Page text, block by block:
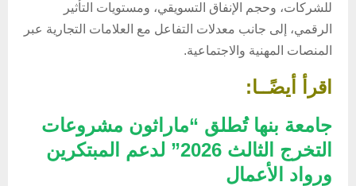
للشركات، وحجم الإنفاق التسويقي، ومستويات التأثير
الرقمي، إلى جانب معدلات التفاعل مع العلامات التجارية عبر
المنصات المهنية والاجتماعية.
اقرأ أيضًــا:
جامعة بنها تُطلق “ماراثون مشروعات
التخرج الثالث 2026” لدعم المبتكرين
ورواد الأعمال